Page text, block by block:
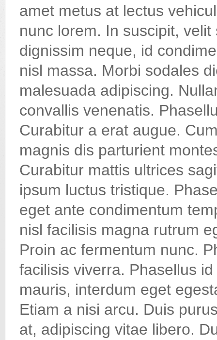
amet metus at lectus
nunc lorem. In suscipit,
dignissim neque, id
nisl massa. Morbi sodales
malesuada adipiscing.
convallis venenatis.
Curabitur a erat augue.
magnis dis parturient
Curabitur mattis ultrices
ipsum luctus tristique.
eget ante condimentum
nisl facilisis magna rutrum
Proin ac fermentum nunc.
facilisis viverra. Phasellus
mauris, interdum eget
Etiam a nisi arcu. Duis
at, adipiscing vitae libero.